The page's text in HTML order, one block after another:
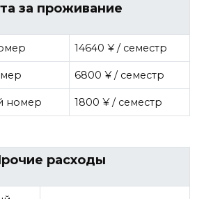
за проживание
14640 ¥ / семестр
6800 ¥ / семестр
номер 1800 ¥ / семестр
расходы